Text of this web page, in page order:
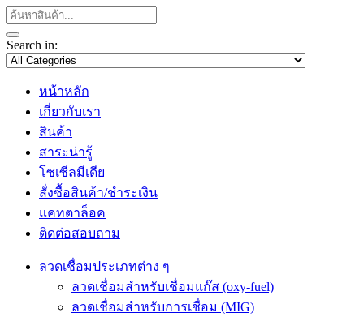
Search in:
หน้าหลัก
เกี่ยวกับเรา
สินค้า
สาระน่ารู้
โซเซีลมีเดีย
สั่งซื้อสินค้า/ชำระเงิน
แคทตาล็อค
ติดต่อสอบถาม
ลวดเชื่อมประเภทต่าง ๆ
ลวดเชื่อมสำหรับเชื่อมแก๊ส (oxy-fuel)
ลวดเชื่อมสำหรับการเชื่อม (MIG)